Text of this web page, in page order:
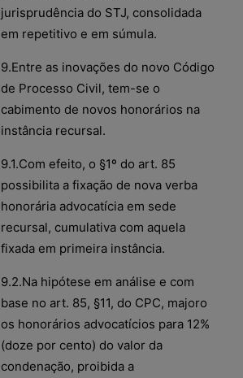
jurisprudência do STJ, consolidada
em repetitivo e em súmula.
9.Entre as inovações do novo Código
de Processo Civil, tem-se o
cabimento de novos honorários na
instância recursal.
9.1.Com efeito, o §1º do art. 85
possibilita a fixação de nova verba
honorária advocatícia em sede
recursal, cumulativa com aquela
fixada em primeira instância.
9.2.Na hipótese em análise e com
base no art. 85, §11, do CPC, majoro
os honorários advocatícios para 12%
(doze por cento) do valor da
condenação, proibida a